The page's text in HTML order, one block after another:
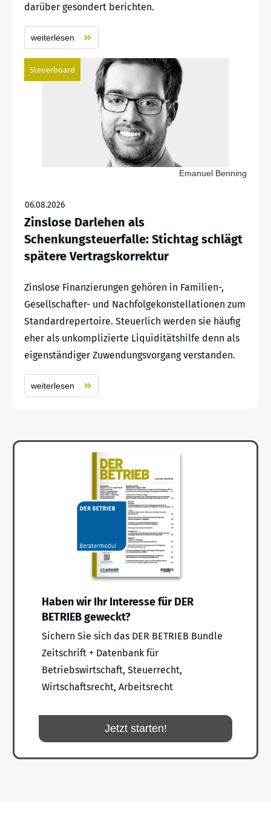
darüber gesondert berichten.
weiterlesen
Steuerboard
Emanuel Benning
06.08.2026
Zinslose Darlehen als
Schenkungsteuerfalle: Stichtag schlägt
spätere Vertragskorrektur
Zinslose Finanzierungen gehören in Familien-,
Gesellschafter- und Nachfolgekonstellationen zum
Standardrepertoire. Steuerlich werden sie häufig
eher als unkomplizierte Liquiditätshilfe denn als
eigenständiger Zuwendungsvorgang verstanden.
weiterlesen
Haben wir Ihr Interesse für DER
BETRIEB geweckt?
Sichern Sie sich das DER BETRIEB Bundle
Zeitschrift + Datenbank für
Betriebswirtschaft, Steuerrecht,
Wirtschaftsrecht, Arbeitsrecht
Jetzt starten!